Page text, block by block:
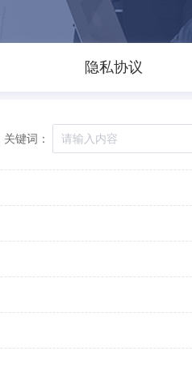
隐私协议
关键词：